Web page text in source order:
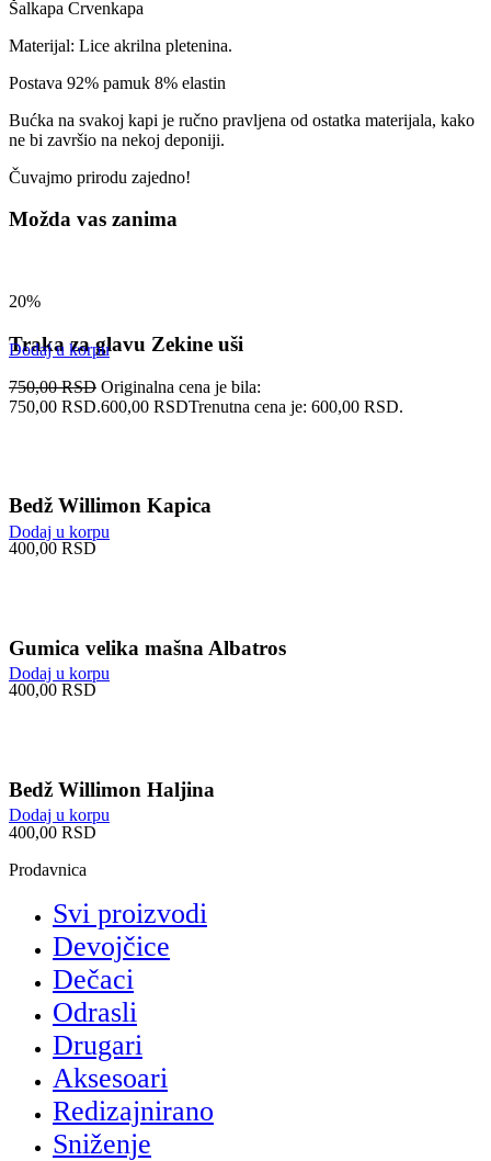
Šalkapa Crvenkapa
Materijal: Lice akrilna pletenina.
Postava 92% pamuk 8% elastin
Bućka na svakoj kapi je ručno pravljena od ostatka materijala, kako
ne bi završio na nekoj deponiji.
Čuvajmo prirodu zajedno!
Možda vas zanima
Dodaj u korpu
20%
Traka za glavu Zekine uši
750,00RSD Originalna cena je bila:
750,00 RSD.600,00 RSDTrenutna cena je: 600,00 RSD.
Dodaj u korpu
Bedž Willimon Kapica
400,00 RSD
Dodaj u korpu
Gumica velika mašna Albatros
400,00 RSD
Dodaj u korpu
Bedž Willimon Haljina
400,00 RSD
Prodavnica
Svi proizvodi
Devojčice
Dečaci
Odrasli
Drugari
Aksesoari
Redizajnirano
Sniženje